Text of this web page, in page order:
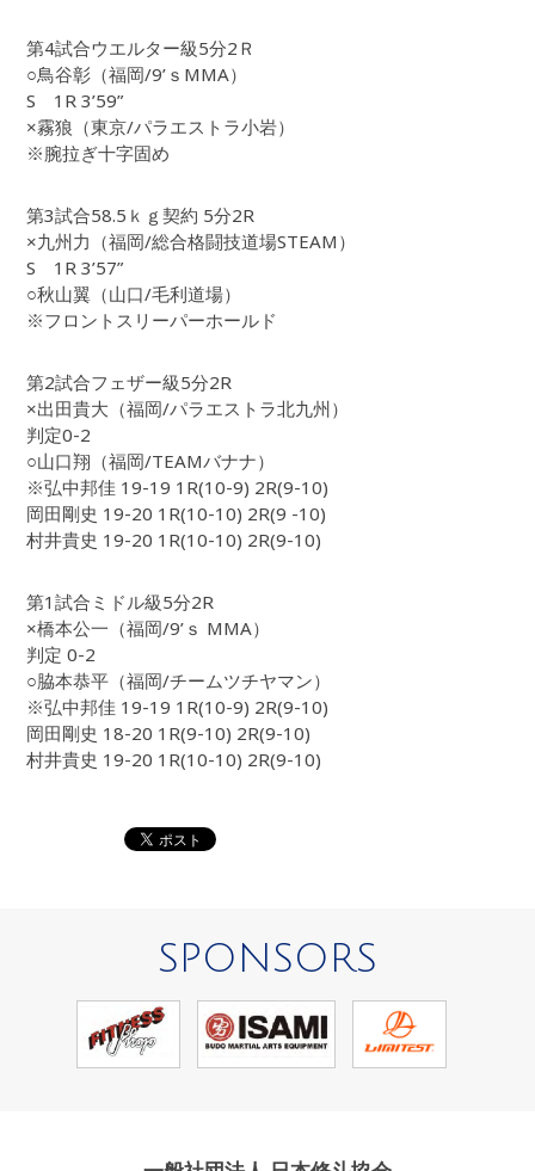
第4試合ウエルター級5分2Ｒ
○鳥谷彰（福岡/9’ｓMMA）
S 1R 3’59”
×霧狼（東京/パラエストラ小岩）
※腕拉ぎ十字固め
第3試合58.5ｋｇ契約 5分2R
×九州力（福岡/総合格闘技道場STEAM）
S 1R 3’57”
○秋山翼（山口/毛利道場）
※フロントスリーパーホールド
第2試合フェザー級5分2R
×出田貴大（福岡/パラエストラ北九州）
判定0-2
○山口翔（福岡/TEAMバナナ）
※弘中邦佳 19-19 1R(10-9) 2R(9-10)
岡田剛史 19-20 1R(10-10) 2R(9 -10)
村井貴史 19-20 1R(10-10) 2R(9-10)
第1試合ミドル級5分2R
×橋本公一（福岡/9’ｓ MMA）
判定 0-2
○脇本恭平（福岡/チームツチヤマン）
※弘中邦佳 19-19 1R(10-9) 2R(9-10)
岡田剛史 18-20 1R(9-10) 2R(9-10)
村井貴史 19-20 1R(10-10) 2R(9-10)
SPONSORS